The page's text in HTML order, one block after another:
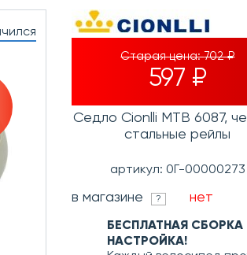
Старая цена:702 ₽
597 ₽
Седло Cionlli MTB 6087,
стальные рейлы
артикул: 0Г-00000273
в магазине ? нет
БЕСПЛАТНАЯ СБОРКА
НАСТРОЙКА!